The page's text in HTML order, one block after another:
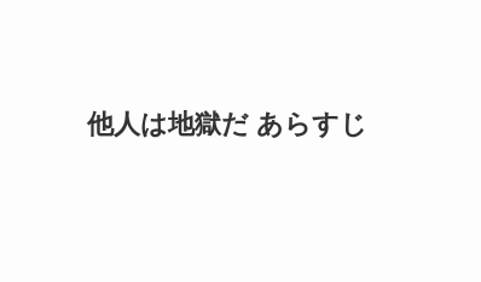
他人は地獄だ あらすじ